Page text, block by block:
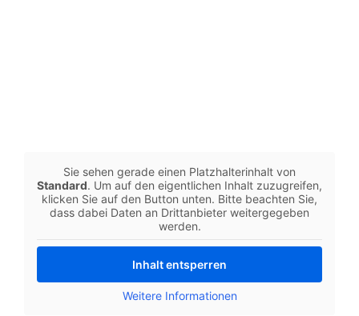
Sie sehen gerade einen Platzhalterinhalt von
Standard. Um auf den eigentlichen Inhalt zuzugreifen,
klicken Sie auf den Button unten. Bitte beachten Sie,
dass dabei Daten an Drittanbieter weitergegeben
werden.
Inhalt entsperren
Weitere Informationen